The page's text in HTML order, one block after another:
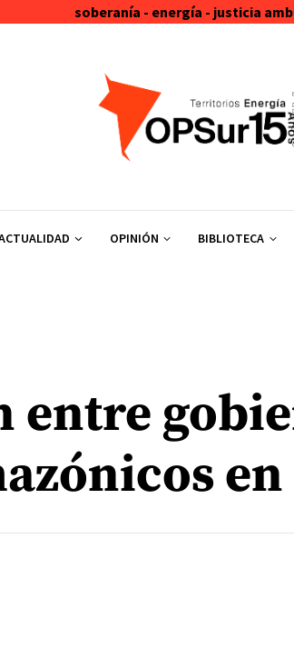
soberanía - energía - justicia
OPINIÓN BIBLIOTECA
entre